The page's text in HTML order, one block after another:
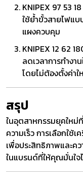
KNIPEX 97 53
ใช้ย้ำขั้วสายไฟแ
แผงควบคุม
KNIPEX 12 62
ลดเวลาการทำง
โดยไม่ต้องตั้งค่าใ
สรุป
ในอุตสาหกรรมยุคใหม่
ความเร็ว การเลือกใช้
เพื่อประสิทธิภาพและค
ในแบรนด์ที่ให้คุณมั่นใจ